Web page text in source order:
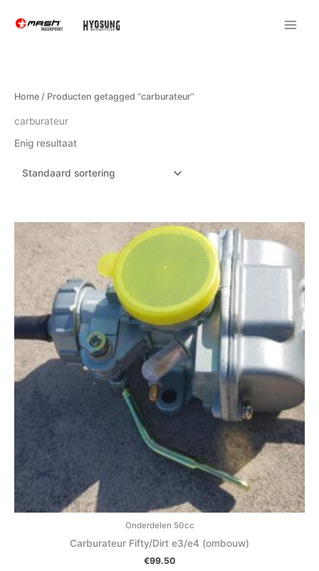
naar
Home / Producten getagged “carburateur”
carburateur
Enig resultaat
Onderdelen 50cc
Carburateur Fifty/Dirt e3/e4 (ombouw)
€99.50